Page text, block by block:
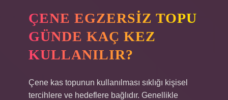
ÇENE EGZERSIZ TOPU
GÜNDE KAÇ KEZ
KULLANILIR?
Çene kas topunun kullanılması sıklığı kişisel
tercihlere ve hedeflere bağlıdır. Genellikle